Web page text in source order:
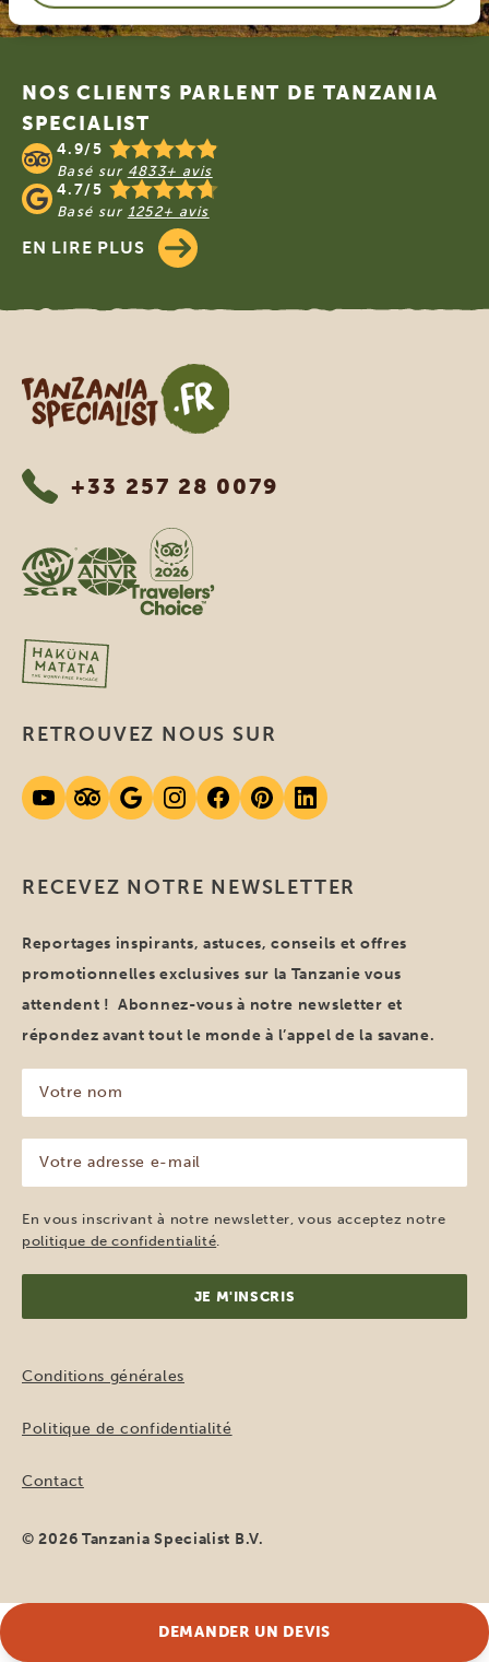
Footer
NOS CLIENTS PARLENT DE TANZANIA
SPECIALIST
4.9/5
Basé sur 4833+ avis
4.7/5
Basé sur 1252+ avis
EN LIRE PLUS
Tanzania Specialist
+33 257 28 0079
RECEVEZ NOTRE NEWSLETTER
Reportages inspirants, astuces, conseils et offres
promotionnelles exclusives sur la Tanzanie vous
attendent ! Abonnez-vous à notre newsletter et
répondez avant tout le monde à l’appel de la savane.
nom
(Nécessaire)
adresse
e-
mail
(Nécessaire)
En vous inscrivant à notre newsletter, vous acceptez notre
politique de confidentialité
RETROUVEZ NOUS SUR
Conditions générales
Politique de confidentialité
Contact
© 2026 Tanzania Specialist B.V.
DEMANDER UN DEVIS